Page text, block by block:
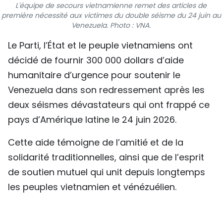
PHOTO
TIẾNG VIỆT
ENGLISH
中文
РУССКИЙ
ESPAÑOL
L'équipe de secours vietnamienne remet des articles de
première nécessité aux victimes du double séisme du 24 juin au
Venezuela. Photo : VNA.
Le Parti, l’État et le peuple vietnamiens ont
décidé de fournir 300 000 dollars d’aide
humanitaire d’urgence pour soutenir le
Venezuela dans son redressement après les
deux séismes dévastateurs qui ont frappé ce
pays d’Amérique latine le 24 juin 2026.
Cette aide témoigne de l’amitié et de la
solidarité traditionnelles, ainsi que de l’esprit
de soutien mutuel qui unit depuis longtemps
les peuples vietnamien et vénézuélien.